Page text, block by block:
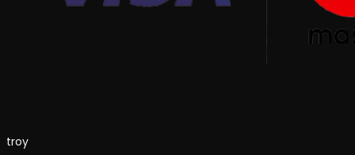
troy